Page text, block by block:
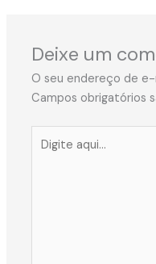
Deixe um
O seu endereço de
Campos obrigatórios
aqui...